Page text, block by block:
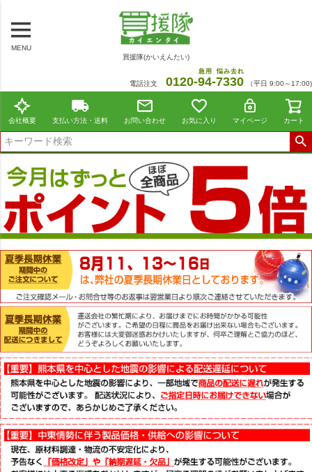
MENU
買援隊(かいえんたい)
電話注文 0120-94
急用
-7330
悩み去れ
（平日 9:00～17:00)
会社概要 支払い方法・送料 お問い合わせ お気に入り マイページ カート